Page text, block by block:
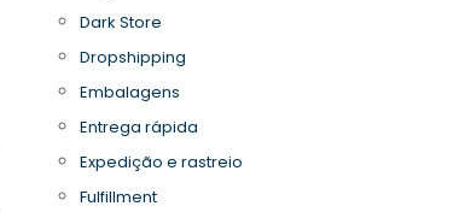
Dark Store
Dropshipping
Embalagens
Entrega rápida
Expedição e rastreio
Fulfillment